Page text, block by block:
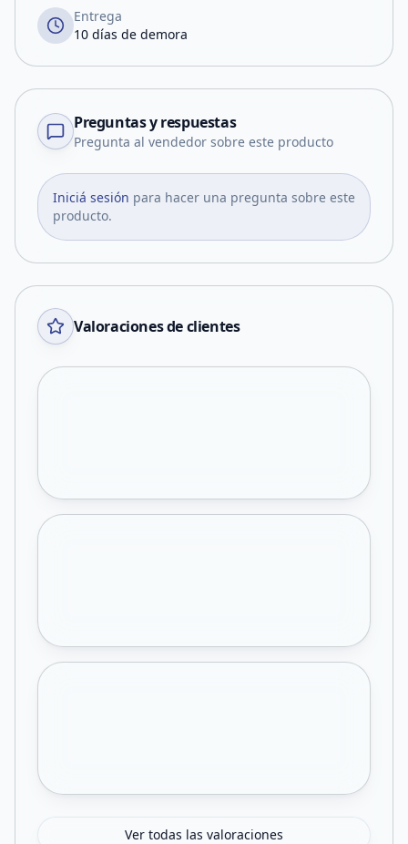
Entrega
10 días de demora
Preguntas y respuestas
Pregunta al vendedor sobre este producto
Iniciá sesión para hacer una pregunta sobre este
producto.
Valoraciones de clientes
Ver todas las valoraciones